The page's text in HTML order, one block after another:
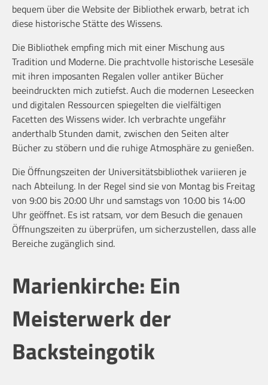
bequem über die Website der Bibliothek erwarb, betrat ich
diese historische Stätte des Wissens.
Die Bibliothek empfing mich mit einer Mischung aus
Tradition und Moderne. Die prachtvolle historische Lesesäle
mit ihren imposanten Regalen voller antiker Bücher
beeindruckten mich zutiefst. Auch die modernen Leseecken
und digitalen Ressourcen spiegelten die vielfältigen
Facetten des Wissens wider. Ich verbrachte ungefähr
anderthalb Stunden damit, zwischen den Seiten alter
Bücher zu stöbern und die ruhige Atmosphäre zu genießen.
Die Öffnungszeiten der Universitätsbibliothek variieren je
nach Abteilung. In der Regel sind sie von Montag bis Freitag
von 9:00 bis 20:00 Uhr und samstags von 10:00 bis 14:00
Uhr geöffnet. Es ist ratsam, vor dem Besuch die genauen
Öffnungszeiten zu überprüfen, um sicherzustellen, dass alle
Bereiche zugänglich sind.
Marienkirche: Ein
Meisterwerk der
Backsteingotik